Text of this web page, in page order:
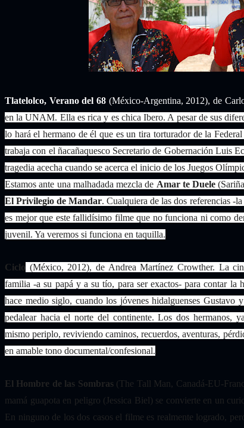
Tlatelolco, Verano del 68(México-Argentina, 2012), de
en la UNAM. Ella es rica y es chica Ibero. A pesar de sus
lo hará el hermano de él que es un tira torturador de la
trabaja con el ñacañaquesco Secretario de Gobernación Luis
tragedia acecha cuando se acerca el inicio de los Juegos
Estamos ante una malhadada mezcla de Amar te Duele
El Privilegio de Mandar. Cualquiera de las dos referencias -
es mejor que este fallidísimo filme que no funciona ni como
juvenil. Ya veremos si funciona en taquilla.
Ciclo (México, 2012), de Andrea Martínez Crowther. La
familia -a su papá y a su tío, para ser exactos- para contar la
hace medio siglo, cuando los jóvenes hidalguenses Gustavo
pedalear hacia el norte del continente. Los dos hermanos,
mismo periplo, reviviendo caminos, recuerdos, aventuras,
en amable tono documental/confesional.
El Hombre de las Sombras (The Tall Man, Canadá-EU-
mamá guapota en peligro (Jessica Biel) se convierte en un
En ninguno de los dos casos el filme es realmente logrado,